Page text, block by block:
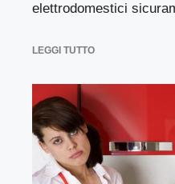
elettrodomestici
LEGGI TUTTO